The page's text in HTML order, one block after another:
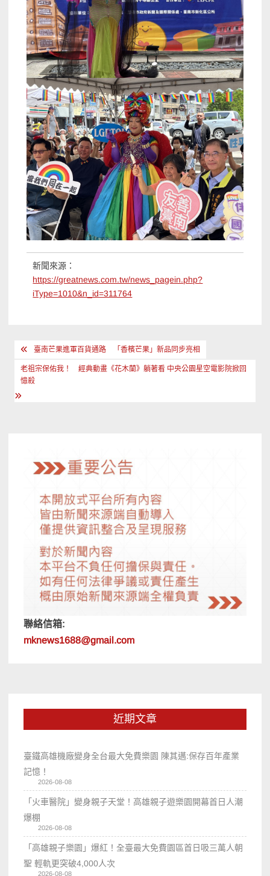
新聞來源：
https://greatnews.com.tw/news_pagein.php?
iType=1010&n_id=311764
文
章
導
臺南芒果進軍百貨通路 「香檳芒果」新品同步亮相
老祖宗保佑我！ 經典動畫《花木蘭》躺著看 中央公園星空電影院掀回
憶殺
聯絡信箱:
mknews1688@gmail.com
近期文章
臺鐵高雄機廠變身全台最大免費樂園 陳其邁:保存百年產業
記憶！
2026-08-08
「火車醫院」變身親子天堂！高雄親子遊樂園開幕首日人潮
爆棚
2026-08-08
「高雄親子樂園」爆紅！全臺最大免費園區首日吸三萬人朝
聖 輕軌更突破4,000人次
2026-08-08